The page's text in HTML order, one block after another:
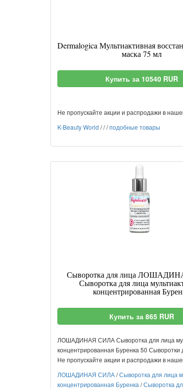
Dermalogica Мультиактивная
маска 75 мл
Купить за 10540 RUR
Не пропускайте акции и распродажи в
K-Beauty World ///подобные товары
Сыворотка для лица
Сыворотка для лица
концентрированная
Купить за 865 RUR
ЛОШАДИНАЯ СИЛА Сыворотка для лица
концентрированная Буренка 50 Сыворотки
Не пропускайте акции и распродажи в
ЛОШАДИНАЯ СИЛА/Сыворотка для лица
концентрированная Буренка /Сыворотка